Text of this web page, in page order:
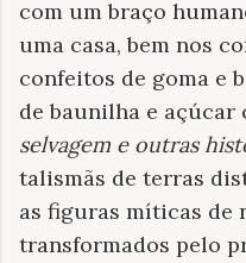
com um braço
uma casa, bem nos
confeitos de goma e
de baunilha e açúcar
selvagem e outras
talismãs de terras
as figuras míticas de
transformados pelo